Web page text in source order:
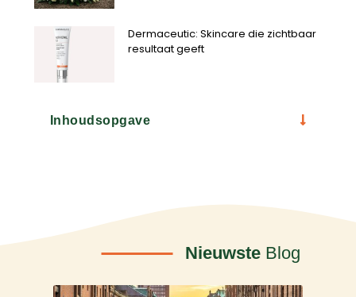
Dermaceutic: Skincare die zichtbaar
resultaat geeft
Inhoudsopgave
NieuwsteBlog